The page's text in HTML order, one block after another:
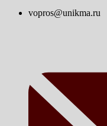
vopros@unikma.ru